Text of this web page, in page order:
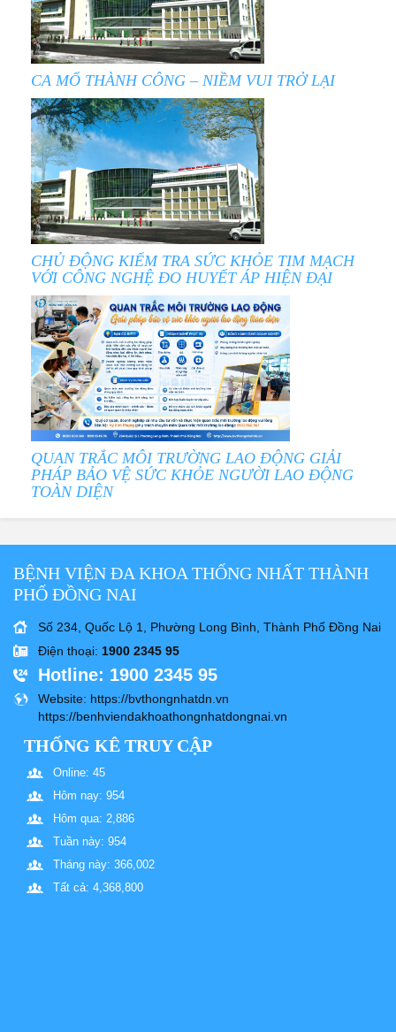
CA MỔ THÀNH CÔNG – NIỀM VUI TRỞ LẠI
CHỦ ĐỘNG KIỂM TRA SỨC KHỎE TIM MẠCH
VỚI CÔNG NGHỆ ĐO HUYẾT ÁP HIỆN ĐẠI
QUAN TRẮC MÔI TRƯỜNG LAO ĐỘNG GIẢI
PHÁP BẢO VỆ SỨC KHỎE NGƯỜI LAO ĐỘNG
TOÀN DIỆN
BỆNH VIỆN ĐA KHOA THỐNG NHẤT THÀNH
PHỐ ĐỒNG NAI
Số 234, Quốc Lộ 1, Phường Long Bình, Thành Phố Đồng Nai
Điện thoại: 1900 2345 95
Hotline: 1900 2345 95
Website: https://bvthongnhatdn.vn
https://benhviendakhoathongnhatdongnai.vn
THỐNG KÊ TRUY CẬP
Online: 45
Hôm nay: 954
Hôm qua: 2,886
Tuần này: 954
Tháng này: 366,002
Tất cả: 4,368,800